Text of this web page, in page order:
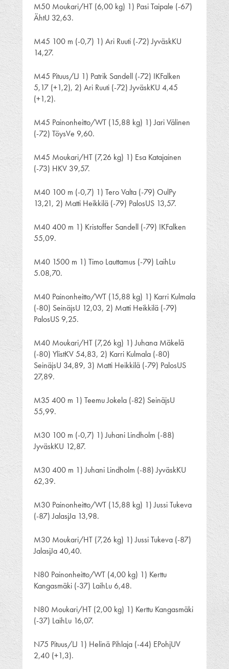
M50 Moukari/HT (6,00 kg) 1) Pasi Taipale (-67)
ÄhtU 32,63.
M45 100 m (-0,7) 1) Ari Ruuti (-72) JyväskKU
14,27.
M45 Pituus/LJ 1) Patrik Sandell (-72) IKFalken
5,17 (+1,2), 2) Ari Ruuti (-72) JyväskKU 4,45
(+1,2).
M45 Painonheitto/WT (15,88 kg) 1) Jari Välinen
(-72) TöysVe 9,60.
M45 Moukari/HT (7,26 kg) 1) Esa Katajainen
(-73) HKV 39,57.
M40 100 m (-0,7) 1) Tero Valta (-79) OulPy
13,21, 2) Matti Heikkilä (-79) PalosUS 13,57.
M40 400 m 1) Kristoffer Sandell (-79) IKFalken
55,09.
M40 1500 m 1) Timo Lauttamus (-79) LaihLu
5.08,70.
M40 Painonheitto/WT (15,88 kg) 1) Karri Kulmala
(-80) SeinäjsU 12,03, 2) Matti Heikkilä (-79)
PalosUS 9,25.
M40 Moukari/HT (7,26 kg) 1) Juhana Mäkelä
(-80) YlistKV 54,83, 2) Karri Kulmala (-80)
SeinäjsU 34,89, 3) Matti Heikkilä (-79) PalosUS
27,89.
M35 400 m 1) Teemu Jokela (-82) SeinäjsU
55,99.
M30 100 m (-0,7) 1) Juhani Lindholm (-88)
JyväskKU 12,87.
M30 400 m 1) Juhani Lindholm (-88) JyväskKU
62,39.
M30 Painonheitto/WT (15,88 kg) 1) Jussi Tukeva
(-87) JalasjJa 13,98.
M30 Moukari/HT (7,26 kg) 1) Jussi Tukeva (-87)
JalasjJa 40,40.
N80 Painonheitto/WT (4,00 kg) 1) Kerttu
Kangasmäki (-37) LaihLu 6,48.
N80 Moukari/HT (2,00 kg) 1) Kerttu Kangasmäki
(-37) LaihLu 16,07.
N75 Pituus/LJ 1) Helinä Pihlaja (-44) EPohjUV
2,40 (+1,3).